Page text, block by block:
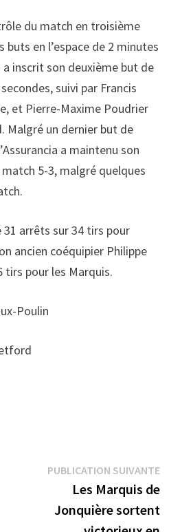
du match en troisième
en l’espace de 2 minutes
inscrit son deuxième but de
suivi par Francis
et Pierre-Maxime Poudrier
Malgré un dernier but de
a maintenu son
5-3, malgré quelques
31 arrêts sur 34 tirs pour
ancien coéquipier Philippe
pour les Marquis.
Poulin
PUBLICATION SUIVANTE
Les Marquis de
Jonquière sortent